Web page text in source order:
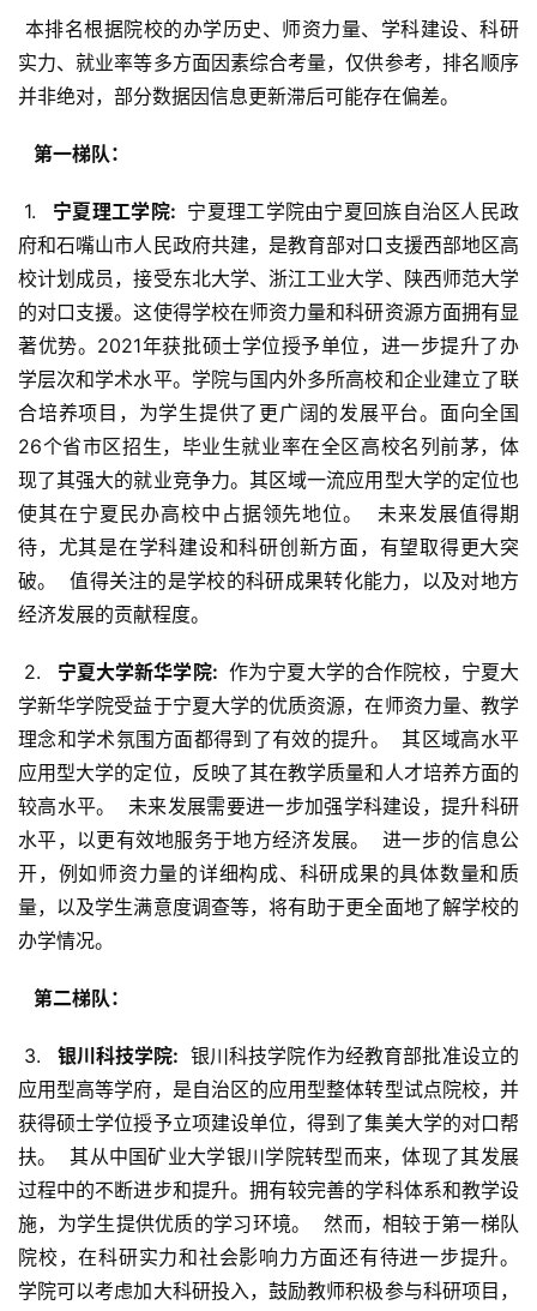
实力、就业率等多方面因素综合考量，仅供参考，排名顺序
并非绝对，部分数据因信息更新滞后可能存在偏差。
  第一梯队：
1.
  宁夏理工学院:
宁夏理工学院由宁夏回族自治区人民政
府和石嘴山市人民政府共建，是教育部对口支援西部地区高
校计划成员，接受东北大学、浙江工业大学、陕西师范大学
的对口支援。这使得学校在师资力量和科研资源方面拥有显
著优势。2021年获批硕士学位授予单位，进一步提升了办
学层次和学术水平。学院与国内外多所高校和企业建立了联
合培养项目，为学生提供了更广阔的发展平台。面向全国
26个省市区招生，毕业生就业率在全区高校名列前茅，体
现了其强大的就业竞争力。其区域一流应用型大学的定位也
使其在宁夏民办高校中占据领先地位。  未来发展值得期
待，尤其是在学科建设和科研创新方面，有望取得更大突
破。  值得关注的是学校的科研成果转化能力，以及对地方
经济发展的贡献程度。
2.
  宁夏大学新华学院:
作为宁夏大学的合作院校，宁夏大
学新华学院受益于宁夏大学的优质资源，在师资力量、教学
理念和学术氛围方面都得到了有效的提升。  其区域高水平
应用型大学的定位，反映了其在教学质量和人才培养方面的
较高水平。  未来发展需要进一步加强学科建设，提升科研
水平，以更有效地服务于地方经济发展。  进一步的信息公
开，例如师资力量的详细构成、科研成果的具体数量和质
量，以及学生满意度调查等，将有助于更全面地了解学校的
办学情况。
  第二梯队：
3.
  银川科技学院:
银川科技学院作为经教育部批准设立的
应用型高等学府，是自治区的应用型整体转型试点院校，并
获得硕士学位授予立项建设单位，得到了集美大学的对口帮
扶。  其从中国矿业大学银川学院转型而来，体现了其发展
过程中的不断进步和提升。拥有较完善的学科体系和教学设
施，为学生提供优质的学习环境。  然而，相较于第一梯队
院校，在科研实力和社会影响力方面还有待进一步提升。
学院可以考虑加大科研投入，鼓励教师积极参与科研项目，